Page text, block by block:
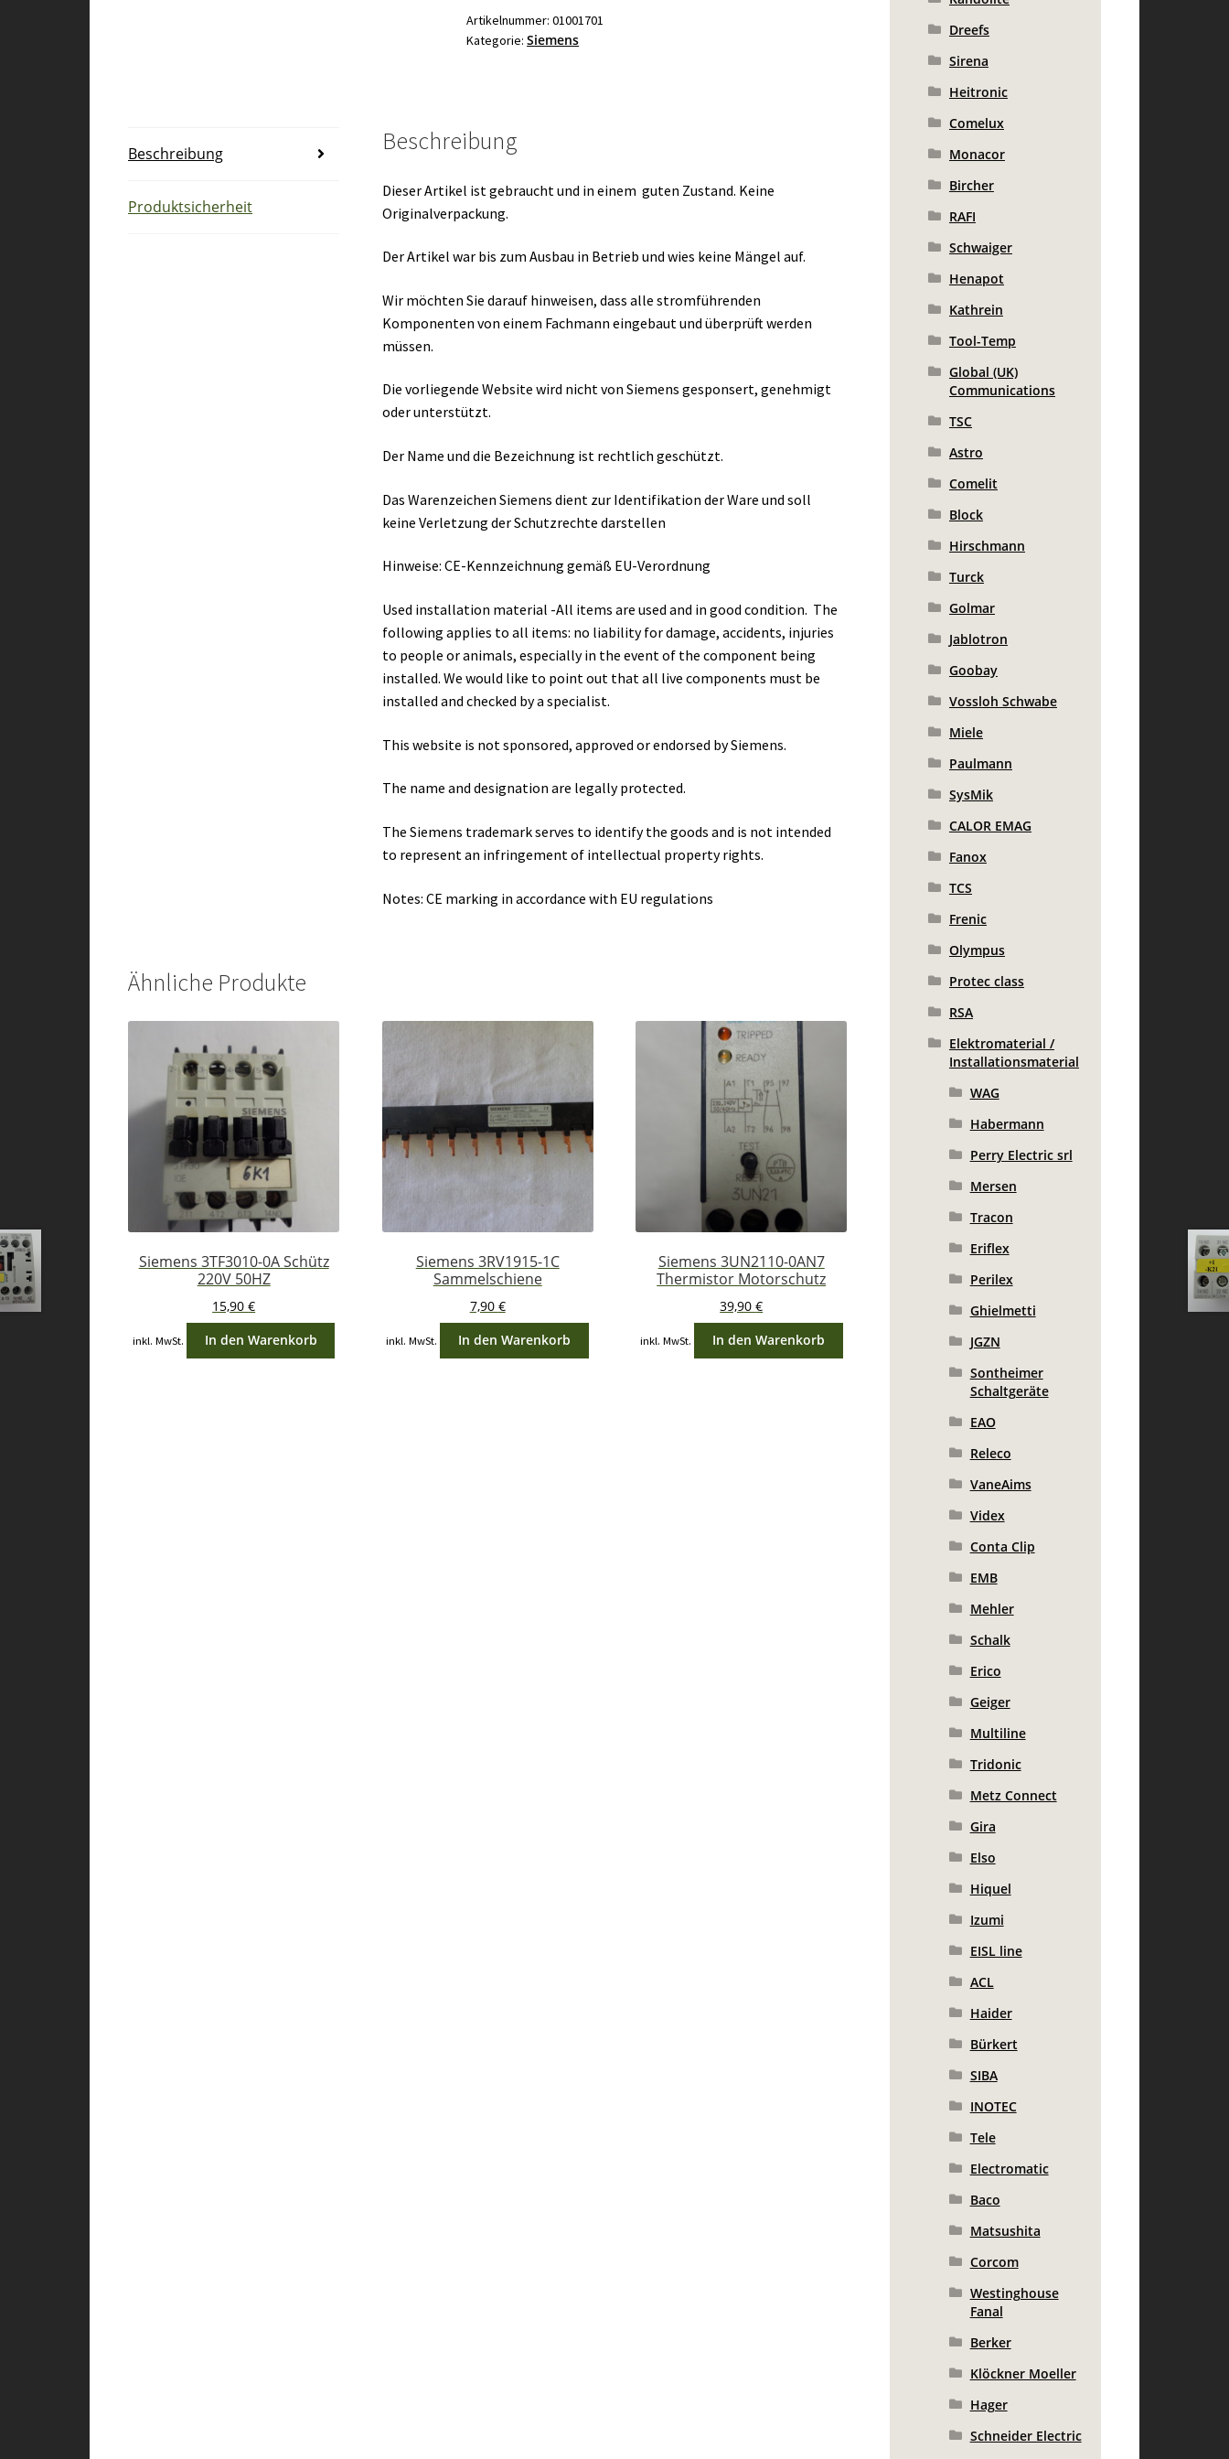
Menge
Artikelnummer:01001701
Kategorie:Siemens
Beschreibung
Produktsicherheit
Beschreibung
Dieser Artikel ist gebraucht und in einem guten Zustand. Keine
Originalverpackung.
Der Artikel war bis zum Ausbau in Betrieb und wies keine Mängel auf.
Wir möchten Sie darauf hinweisen, dass alle stromführenden
Komponenten von einem Fachmann eingebaut und überprüft werden
müssen.
Die vorliegende Website wird nicht von Siemens gesponsert, genehmigt
oder unterstützt.
Der Name und die Bezeichnung ist rechtlich geschützt.
Das Warenzeichen Siemens dient zur Identifikation der Ware und soll
keine Verletzung der Schutzrechte darstellen
Hinweise: CE-Kennzeichnung gemäß EU-Verordnung
Used installation material -All items are used and in good condition. The
following applies to all items: no liability for damage, accidents, injuries
to people or animals, especially in the event of the component being
installed. We would like to point out that all live components must be
installed and checked by a specialist.
This website is not sponsored, approved or endorsed by Siemens.
The name and designation are legally protected.
The Siemens trademark serves to identify the goods and is not intended
to represent an infringement of intellectual property rights.
Notes: CE marking in accordance with EU regulations
Ähnliche Produkte
Siemens 3TF3010-0A Schütz
220V 50HZ
15,90€
inkl. MwSt. In den Warenkorb
Siemens 3RV1915-1C
Sammelschiene
7,90 €
inkl. MwSt. In den Warenkorb
Siemens 3UN2110-0AN7
Thermistor Motorschutz
39,90€
inkl. MwSt. In den Warenkorb
Dreefs
Sirena
Heitronic
Comelux
Monacor
Bircher
RAFI
Schwaiger
Henapot
Kathrein
Tool-Temp
Global (UK)
Communications
TSC
Astro
Comelit
Block
Hirschmann
Turck
Golmar
Jablotron
Goobay
Vossloh Schwabe
Miele
Paulmann
SysMik
CALOR EMAG
Fanox
TCS
Frenic
Olympus
Protec class
RSA
Elektromaterial /
Installationsmaterial
WAG
Habermann
Perry Electric srl
Mersen
Tracon
Eriflex
Perilex
Ghielmetti
JGZN
Sontheimer
Schaltgeräte
EAO
Releco
VaneAims
Videx
Conta Clip
EMB
Mehler
Schalk
Erico
Geiger
Multiline
Tridonic
Metz Connect
Gira
Elso
Hiquel
Izumi
EISL line
ACL
Haider
Bürkert
SIBA
INOTEC
Tele
Electromatic
Baco
Matsushita
Corcom
Westinghouse
Fanal
Berker
Klöckner Moeller
Hager
Schneider Electric